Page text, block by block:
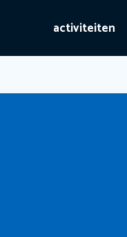
activiteiten